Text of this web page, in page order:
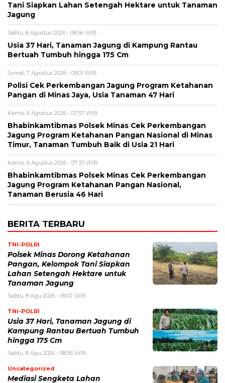
Tani Siapkan Lahan Setengah Hektare untuk Tanaman
Jagung
Sabtu, 8 Agustus 2026 - 08:56 WIB
Usia 37 Hari, Tanaman Jagung di Kampung Rantau
Bertuah Tumbuh hingga 175 Cm
Jumat, 7 Agustus 2026 - 09:01 WIB
Polisi Cek Perkembangan Jagung Program Ketahanan
Pangan di Minas Jaya, Usia Tanaman 47 Hari
Kamis, 6 Agustus 2026 - 07:57 WIB
Bhabinkamtibmas Polsek Minas Cek Perkembangan
Jagung Program Ketahanan Pangan Nasional di Minas
Timur, Tanaman Tumbuh Baik di Usia 21 Hari
Kamis, 6 Agustus 2026 - 07:33 WIB
Bhabinkamtibmas Polsek Minas Cek Perkembangan
Jagung Program Ketahanan Pangan Nasional,
Tanaman Berusia 46 Hari
BERITA TERBARU
TNI-POLRI
Polsek Minas Dorong Ketahanan
Pangan, Kelompok Tani Siapkan
Lahan Setengah Hektare untuk
Tanaman Jagung
Sabtu, 8 Agu 2026 - 09:02 WIB
TNI-POLRI
Usia 37 Hari, Tanaman Jagung di
Kampung Rantau Bertuah Tumbuh
hingga 175 Cm
Sabtu, 8 Agu 2026 - 08:56 WIB
Uncategorized
Mediasi Sengketa Lahan